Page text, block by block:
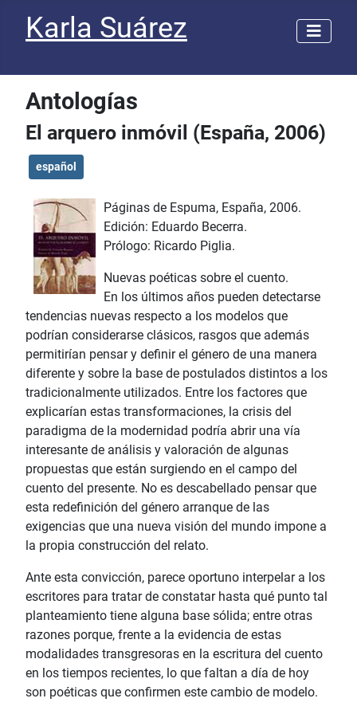
Karla Suárez
Antologías
El arquero inmóvil (España, 2006)
español
Páginas de Espuma, España, 2006.
Edición: Eduardo Becerra.
Prólogo: Ricardo Piglia.
Nuevas poéticas sobre el cuento.
En los últimos años pueden detectarse
tendencias nuevas respecto a los modelos que
podrían considerarse clásicos, rasgos que además
permitirían pensar y definir el género de una manera
diferente y sobre la base de postulados distintos a los
tradicionalmente utilizados. Entre los factores que
explicarían estas transformaciones, la crisis del
paradigma de la modernidad podría abrir una vía
interesante de análisis y valoración de algunas
propuestas que están surgiendo en el campo del
cuento del presente. No es descabellado pensar que
esta redefinición del género arranque de las
exigencias que una nueva visión del mundo impone a
la propia construcción del relato.
Ante esta convicción, parece oportuno interpelar a los
escritores para tratar de constatar hasta qué punto tal
planteamiento tiene alguna base sólida; entre otras
razones porque, frente a la evidencia de estas
modalidades transgresoras en la escritura del cuento
en los tiempos recientes, lo que faltan a día de hoy
son poéticas que confirmen este cambio de modelo.